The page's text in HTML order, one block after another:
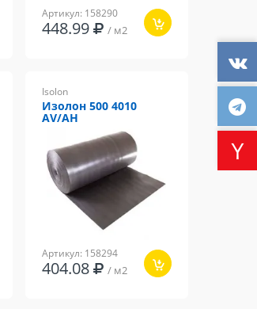
Артикул: 158290
448.99 / м2
Isolon
Изолон 500 4010
AV/AH
Артикул: 158294
404.08 / м2